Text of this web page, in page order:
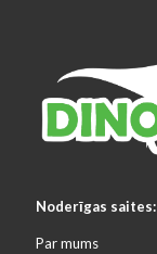
Noderīgas saites:
Par mums